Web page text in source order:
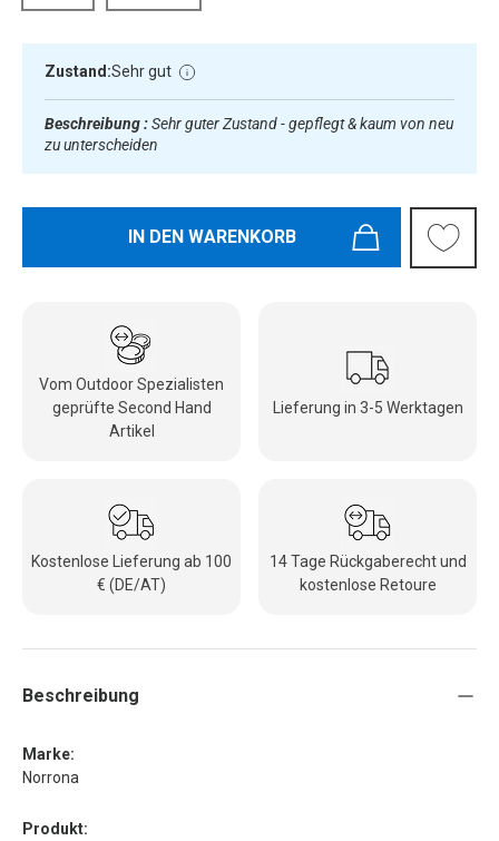
Zustand:Sehr gut
Beschreibung :Sehr guter Zustand - gepflegt & kaum von neu
zu unterscheiden
IN DEN WARENKORB
Vom Outdoor Spezialisten
geprüfte Second Hand
Artikel
Lieferung in 3-5 Werktagen
Kostenlose Lieferung ab 100
€ (DE/AT)
14 Tage Rückgaberecht und
kostenlose Retoure
Beschreibung
Marke:
Norrona
Produkt: